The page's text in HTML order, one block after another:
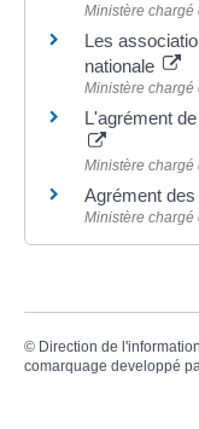
Ministère
Les
nationale
Ministère chargé
L'agrément
Ministère chargé
Agrément
Ministère chargé
© Direction de
comarquage developpé